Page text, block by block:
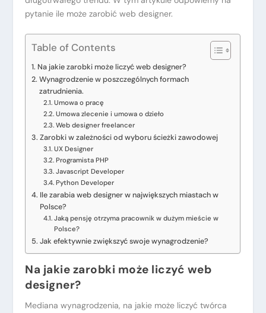
pytanie ile może zarobić web designer.
Table of Contents
Na jakie zarobki może liczyć web designer?
Wynagrodzenie w poszczególnych formach
zatrudnienia.
Umowa o pracę
Umowa zlecenie i umowa o dzieło
Web designer freelancer
Zarobki w zależności od wyboru ścieżki zawodowej
UX Designer
Programista PHP
Javascript Developer
Python Developer
Ile zarabia web designer w największych miastach w
Polsce?
Jaką pensję otrzyma pracownik w dużym mieście w
Polsce?
Jak efektywnie zwiększyć swoje wynagrodzenie?
Na jakie zarobki może liczyć web
designer?
Mediana wynagrodzenia, na jakie może liczyć twórca